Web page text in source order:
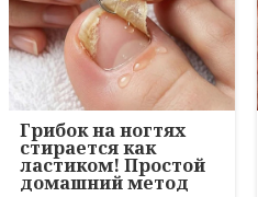
Грибок на ногтях
стирается как
ластиком! Простой
домашний метод